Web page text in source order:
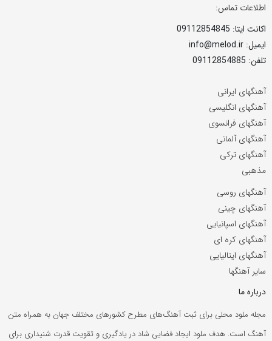
اطلاعات تماس:
اکانت ایتا: 09112854845
ایمیل: info@melod.ir
تلفن: 09112854885
آهنگهای ایرانی
آهنگهای انگلیسی
آهنگهای فرانسوی
آهنگهای آلمانی
آهنگهای ترکی
مذهبی
آهنگهای روسی
آهنگهای چینی
آهنگهای اسپانیایی
آهنگهای کره ای
آهنگهای ایتالیایی
سایر آهنگها
درباره ما
مجله ملود محلی برای ثبت آهنگ‌های مطرح کشورهای مختلف جهان به همراه متن
آهنگ است. هدف ملود ایجاد فضایی شاد در یادگیری و تقویت قدرت شنیداری برای